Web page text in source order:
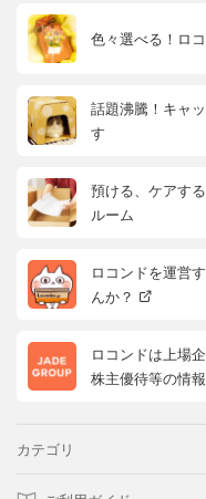
色々選べる！ロ
話題沸騰！キャ
す
預ける、ケアす
ルーム
ロコンドを運営
んか？
ロコンドは上場
株主優待等の情
カテゴリ